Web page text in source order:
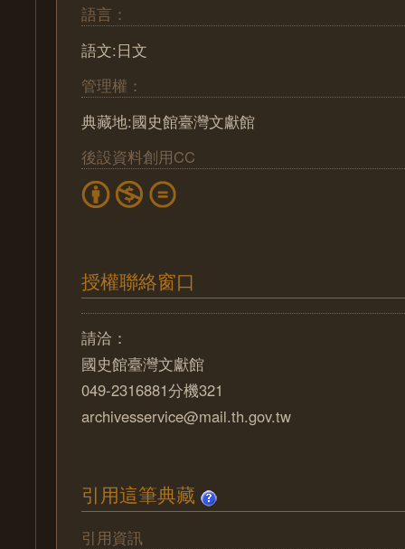
語言：
語文:日文
管理權：
典藏地:國史館臺灣文獻館
後設資料創用CC
授權聯絡窗口
請洽：
國史館臺灣文獻館
049-2316881分機321
archivesservice@mail.th.gov.tw
引用這筆典藏
引用資訊